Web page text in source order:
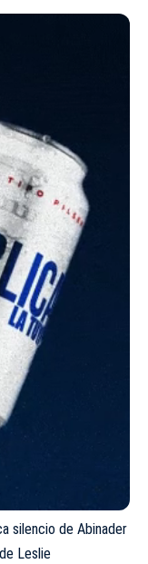
silencio de Abinader
Leslie